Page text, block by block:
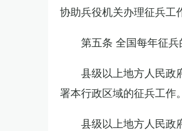
协助兵役机关办理征兵工
第五条 全国每年征
县级以上地方人民政
署本行政区域的征兵工作。
县级以上地方人民政